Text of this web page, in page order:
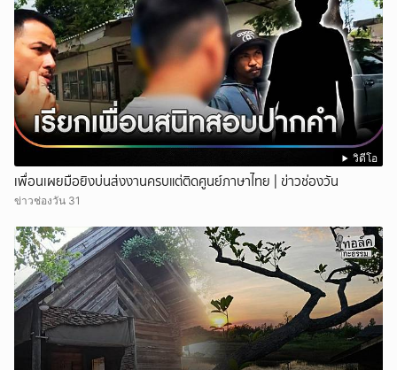
วิดีโอ
เพื่อนเผยมือยิงบ่นส่งงานครบแต่ติดศูนย์ภาษาไทย | ข่าวช่องวัน
ข่าวช่องวัน 31